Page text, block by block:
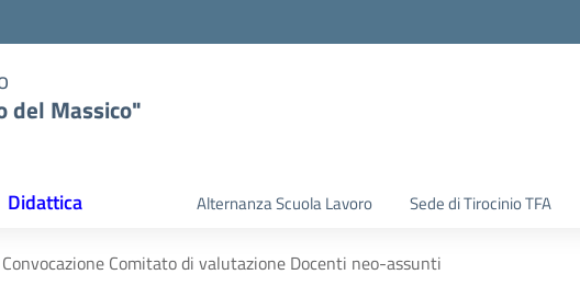
del Massico"
Didattica Alternanza Scuola Lavoro Sede di Tirocinio TFA
Convocazione Comitato di valutazione Docenti neo-assunti